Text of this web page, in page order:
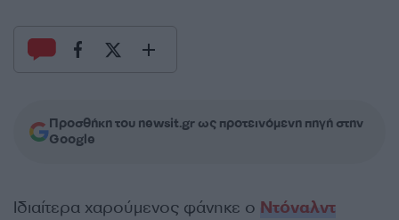
Προσθήκη του newsit.gr ως προτεινόμενη πηγή στην
Google
Ιδιαίτερα χαρούμενος φάνηκε ο Ντόναλντ